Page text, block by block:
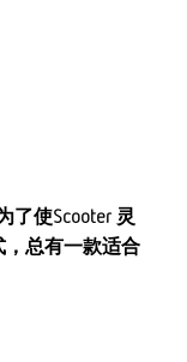
使Scooter 灵
，总有一款适合